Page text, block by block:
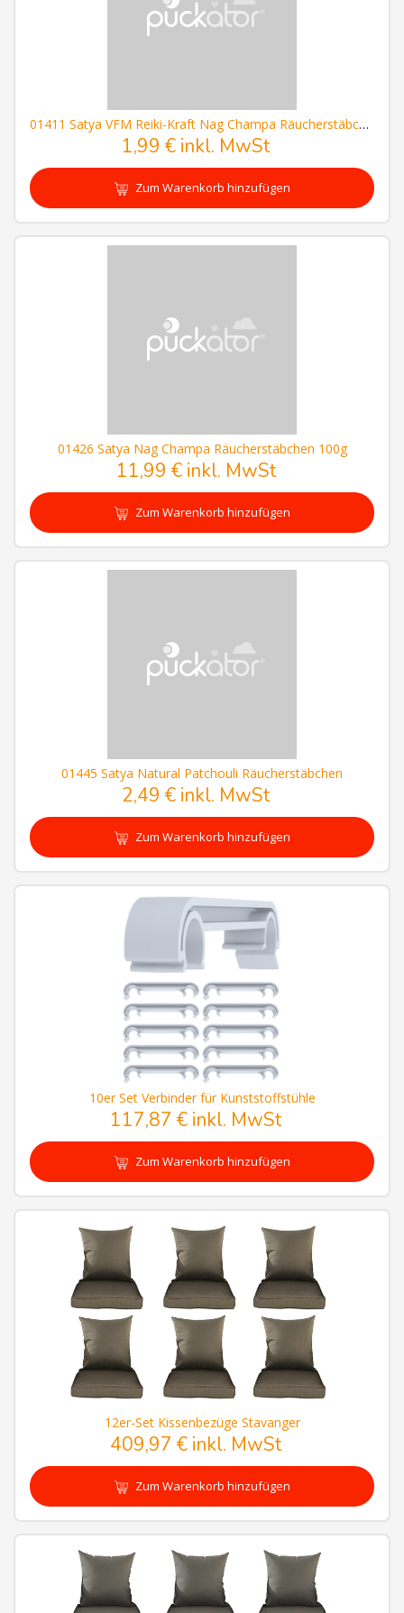
01411 Satya VFM Reiki-Kraft Nag Champa Räucherstäbchen
1,99 € inkl. MwSt
Zum Warenkorb hinzufügen
01426 Satya Nag Champa Räucherstäbchen 100g
11,99 € inkl. MwSt
Zum Warenkorb hinzufügen
01445 Satya Natural Patchouli Räucherstäbchen
2,49 € inkl. MwSt
Zum Warenkorb hinzufügen
10er Set Verbinder für Kunststoffstühle
117,87 € inkl. MwSt
Zum Warenkorb hinzufügen
12er-Set Kissenbezüge Stavanger
409,97 € inkl. MwSt
Zum Warenkorb hinzufügen